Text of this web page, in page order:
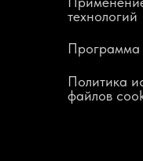
Программа
Политика
файлов
технологий